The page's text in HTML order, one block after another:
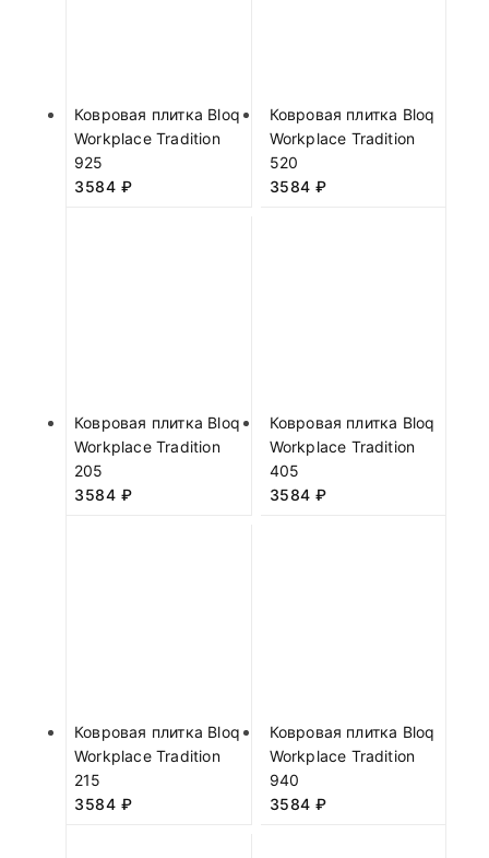
Ковровая плитка Bloq
Workplace Tradition
925
3584 ₽
Ковровая плитка Bloq
Workplace Tradition
520
3584 ₽
Ковровая плитка Bloq
Workplace Tradition
205
3584 ₽
Ковровая плитка Bloq
Workplace Tradition
405
3584 ₽
Ковровая плитка Bloq
Workplace Tradition
215
3584 ₽
Ковровая плитка Bloq
Workplace Tradition
940
3584 ₽